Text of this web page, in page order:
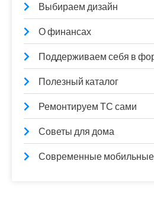
Выбираем дизайн
О финансах
Поддерживаем себя в
Полезный каталог
Ремонтируем ТС сами
Советы для дома
Современные мобильные